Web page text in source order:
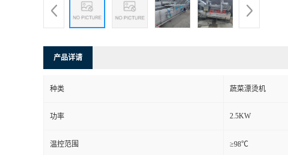
产品详请
种类 蔬菜漂烫机
功率 2.5KW
温控范围 ≥98℃